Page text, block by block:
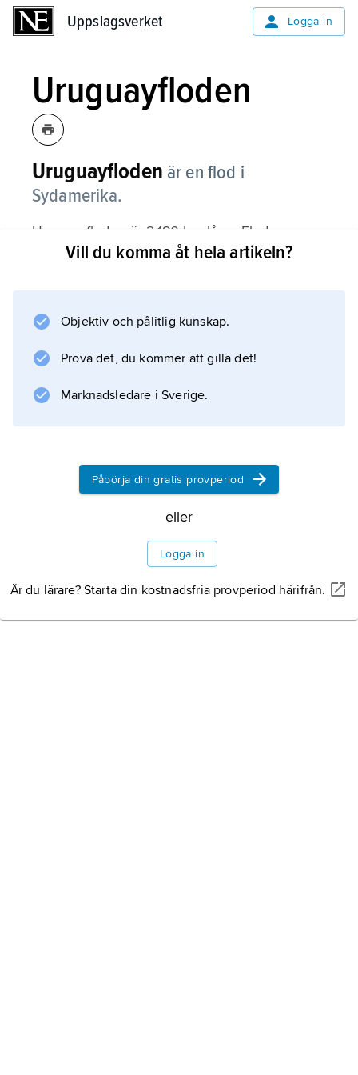
Uppslagsverket Logga in
Uruguayfloden
Uruguayfloden är en flod i
Sydamerika.
Uruguayfloden är 2 180 km lång. Floden
uppstår i södra Brasilien och är sedan
Atlanten.
Information om artikeln
Vill du komma åt hela artikeln?
Objektiv och pålitlig kunskap.
Prova det, du kommer att gilla det!
Marknadsledare i Sverige.
Påbörja din gratis provperiod
eller
Logga in
Är du lärare? Starta din kostnadsfria provperiod härifrån.